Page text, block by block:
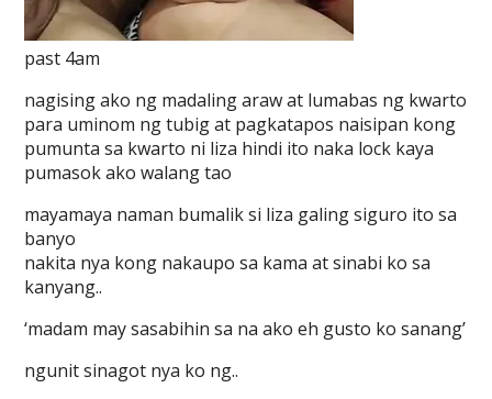
past 4am
nagising ako ng madaling araw at lumabas ng kwarto
para uminom ng tubig at pagkatapos naisipan kong
pumunta sa kwarto ni liza hindi ito naka lock kaya
pumasok ako walang tao
mayamaya naman bumalik si liza galing siguro ito sa
banyo
nakita nya kong nakaupo sa kama at sinabi ko sa
kanyang..
‘madam may sasabihin sa na ako eh gusto ko sanang’
ngunit sinagot nya ko ng..